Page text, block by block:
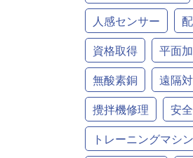
人感センサー
資格取得
平面
無酸素銅
遠隔
攪拌機修理
安
トレーニングマシン